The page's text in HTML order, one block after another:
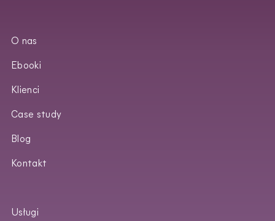
O nas
Ebooki
Klienci
Case study
Blog
Kontakt
Usługi